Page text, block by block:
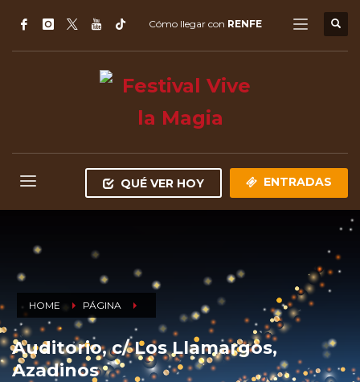
Cómo llegar con RENFE
QUÉ VER HOY ENTRADAS
HOME PÁGINA
Auditorio, c/ Los Llamargos,
Azadinos